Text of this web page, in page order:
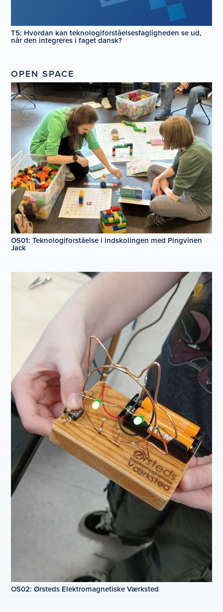
T5: Hvordan kan teknologiforståelsesfagligheden se ud,
når den integreres i faget dansk?
OPEN SPACE
OS01: Teknologiforståelse i indskolingen med Pingvinen
Jack
OS02: Ørsteds Elektromagnetiske Værksted